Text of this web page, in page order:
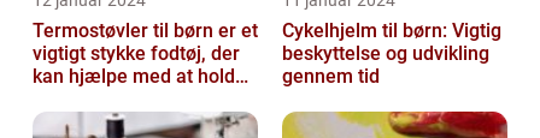
Termostøvler til børn er et
vigtigt stykke fodtøj, der
kan hjælpe med at holde
Cykelhjelm til børn: Vigtig
beskyttelse og udvikling
gennem tid